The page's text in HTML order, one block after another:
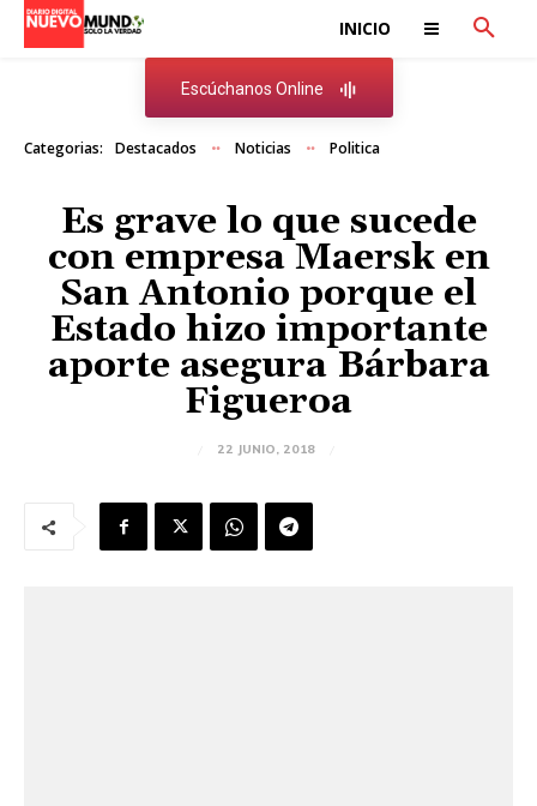
INICIO
Escúchanos Online
Categorias: Destacados Noticias Politica
Es grave lo que sucede
con empresa Maersk en
San Antonio porque el
Estado hizo importante
aporte asegura Bárbara
Figueroa
22 JUNIO, 2018